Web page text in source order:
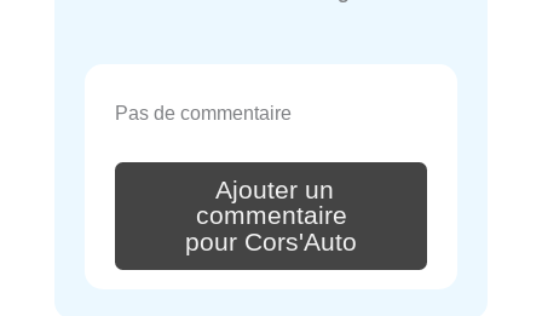
Pas de commentaire
Ajouter un
commentaire
pour Cors'Auto